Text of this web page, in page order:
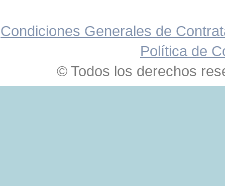
Condiciones Generales de
Política de
© Todos los derechos